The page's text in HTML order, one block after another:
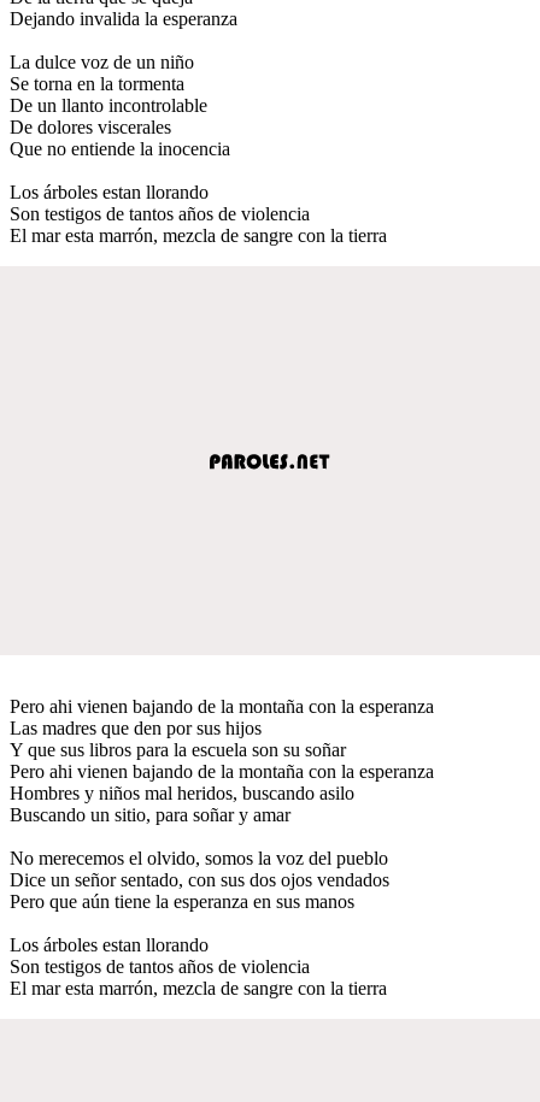
Dejando invalida la esperanza
La dulce voz de un niño
Se torna en la tormenta
De un llanto incontrolable
De dolores viscerales
Que no entiende la inocencia
Los árboles estan llorando
Son testigos de tantos años de violencia
El mar esta marrón, mezcla de sangre con la tierra
Pero ahi vienen bajando de la montaña con la esperanza
Las madres que den por sus hijos
Y que sus libros para la escuela son su soñar
Pero ahi vienen bajando de la montaña con la esperanza
Hombres y niños mal heridos, buscando asilo
Buscando un sitio, para soñar y amar
No merecemos el olvido, somos la voz del pueblo
Dice un señor sentado, con sus dos ojos vendados
Pero que aún tiene la esperanza en sus manos
Los árboles estan llorando
Son testigos de tantos años de violencia
El mar esta marrón, mezcla de sangre con la tierra